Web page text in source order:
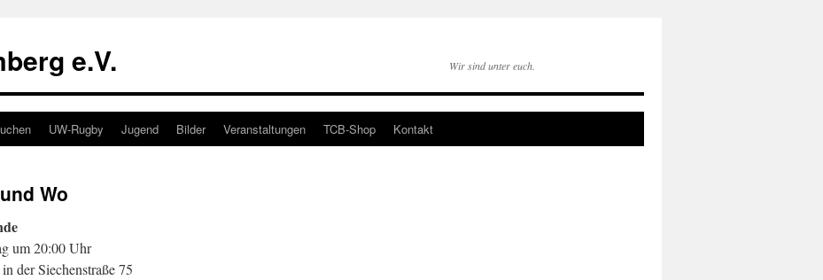
e.V. Wir sind unter euch.
UW-Rugby Jugend Bilder Veranstaltungen TCB-Shop Kontakt
Wo
um 20:00 Uhr
der Siechenstraße 75